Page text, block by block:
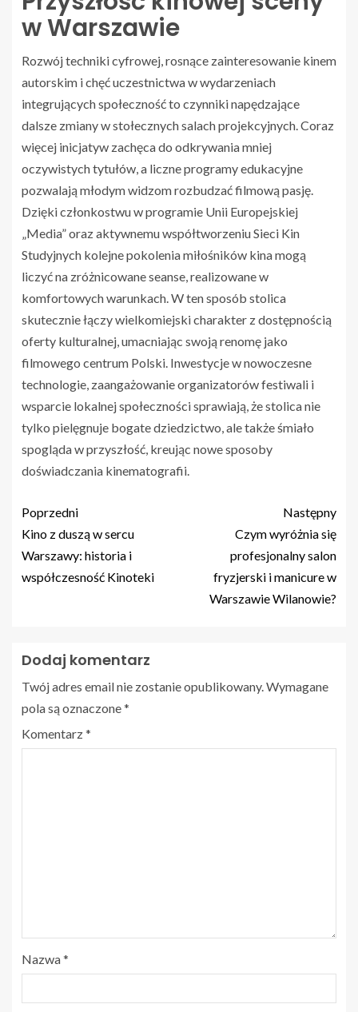
w Warszawie
Rozwój techniki cyfrowej, rosnące zainteresowanie kinem
autorskim i chęć uczestnictwa w wydarzeniach
integrujących społeczność to czynniki napędzające
dalsze zmiany w stołecznych salach projekcyjnych. Coraz
więcej inicjatyw zachęca do odkrywania mniej
oczywistych tytułów, a liczne programy edukacyjne
pozwalają młodym widzom rozbudzać filmową pasję.
Dzięki członkostwu w programie Unii Europejskiej
„Media” oraz aktywnemu współtworzeniu Sieci Kin
Studyjnych kolejne pokolenia miłośników kina mogą
liczyć na zróżnicowane seanse, realizowane w
komfortowych warunkach. W ten sposób stolica
skutecznie łączy wielkomiejski charakter z dostępnością
oferty kulturalnej, umacniając swoją renomę jako
filmowego centrum Polski. Inwestycje w nowoczesne
technologie, zaangażowanie organizatorów festiwali i
wsparcie lokalnej społeczności sprawiają, że stolica nie
tylko pielęgnuje bogate dziedzictwo, ale także śmiało
spogląda w przyszłość, kreując nowe sposoby
doświadczania kinematografii.
Poprzedni
Kino z duszą w sercu
Warszawy: historia i
współczesność Kinoteki
Następny
Czym wyróżnia się
profesjonalny salon
fryzjerski i manicure w
Warszawie Wilanowie?
Dodaj komentarz
Twój adres email nie zostanie opublikowany.Wymagane
pola są oznaczone*
Komentarz*
Nazwa*